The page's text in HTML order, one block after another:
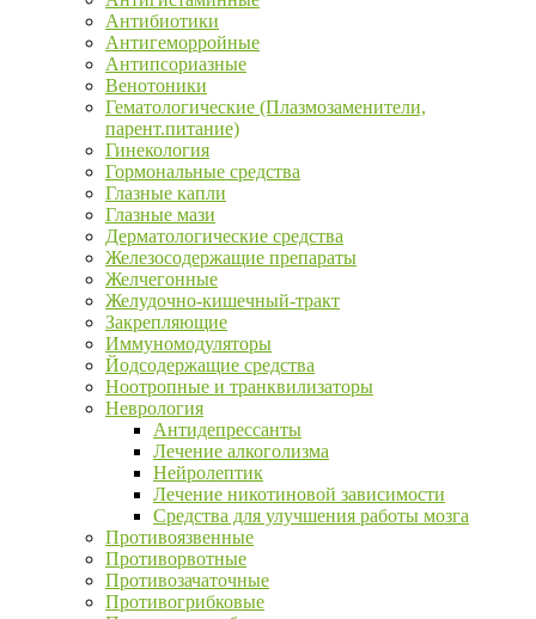
Антибиотики
Антигеморройные
Антипсориазные
Венотоники
Гематологические (Плазмозаменители,
парент.питание)
Гинекология
Гормональные средства
Глазные капли
Глазные мази
Дерматологические средства
Железосодержащие препараты
Желчегонные
Желудочно-кишечный-тракт
Закрепляющие
Иммуномодуляторы
Йодсодержащие средства
Ноотропные и транквилизаторы
Неврология
Антидепрессанты
Лечение алкоголизма
Нейролептик
Лечение никотиновой зависимости
Средства для улучшения работы мозга
Противоязвенные
Противорвотные
Противозачаточные
Противогрибковые